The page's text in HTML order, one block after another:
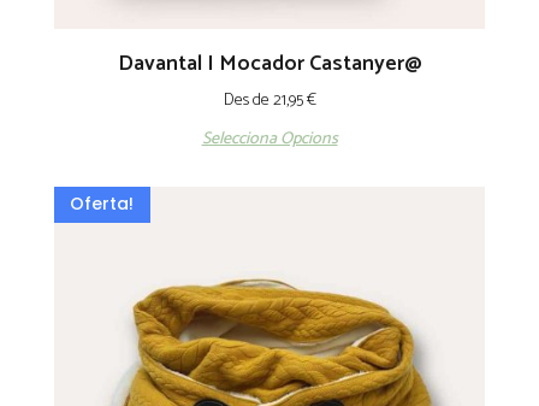
Davantal I Mocador Castanyer@
Des de21,95€
Selecciona Opcions
Oferta!